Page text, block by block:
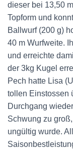
dieser bei 13,50
Topform und
Ballwurf (200 g)
40 m Wurfweite.
und erreichte
der 3kg Kugel
Pech hatte Lisa
tollen Einstossen
Durchgang
Schwung zu
ungültig wurde.